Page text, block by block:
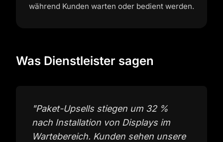
während Kunden warten oder bedient werden.
Was Dienstleister sagen
"Paket-Upsells stiegen um 32 %
nach Installation von Displays im
Wartebereich. Kunden sehen unsere